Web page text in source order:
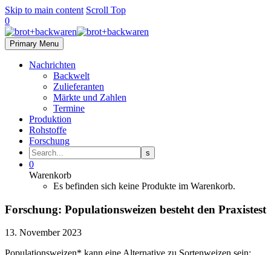
Skip to main content Scroll Top
0
Primary Menu
Nachrichten
Backwelt
Zulieferanten
Märkte und Zahlen
Termine
Produktion
Rohstoffe
Forschung
0
Warenkorb
Es befinden sich keine Produkte im Warenkorb.
Forschung: Populationsweizen besteht den Praxistest
13. November 2023